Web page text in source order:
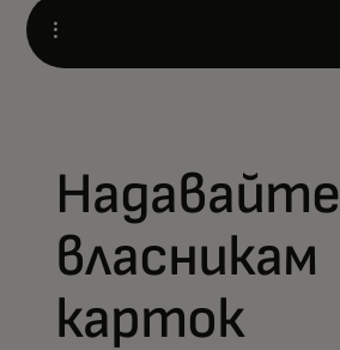
Open
Надавайте
власникам
карток